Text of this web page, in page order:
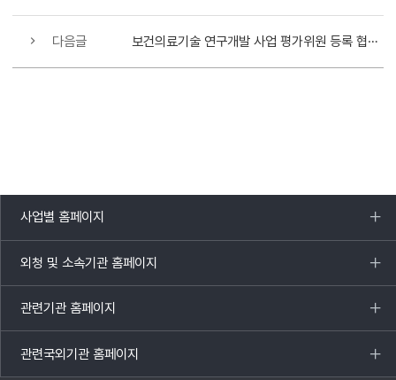
다음글 보건의료기술 연구개발 사업 평가위원 등록 협조 요청
사업별 홈페이지
목록
열기
외청 및 소속기관 홈페이지
목록
열기
관련기관 홈페이지
목록
열기
관련국외기관 홈페이지
목록